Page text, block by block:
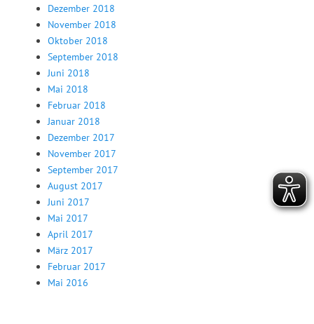
Dezember 2018
November 2018
Oktober 2018
September 2018
Juni 2018
Mai 2018
Februar 2018
Januar 2018
Dezember 2017
November 2017
September 2017
August 2017
Juni 2017
Mai 2017
April 2017
März 2017
Februar 2017
Mai 2016